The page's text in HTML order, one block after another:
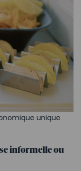
unique
informelle ou